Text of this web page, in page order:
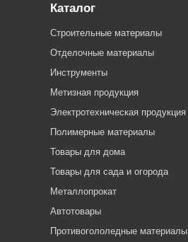
Каталог
Строительные материалы
Отделочные материалы
Инструменты
Метизная продукция
Электротехническая продукция
Полимерные материалы
Товары для дома
Товары для сада и огорода
Металлопрокат
Автотовары
Противогололедные материалы